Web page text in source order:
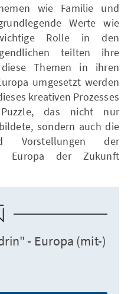
wie Familie und
Werte wie
Rolle in den
teilten ihre
Themen in ihren
umgesetzt werden
kreativen Prozesses
das nicht nur
sondern auch die
Vorstellungen der
Europa der Zukunft
- Europa (mit-)